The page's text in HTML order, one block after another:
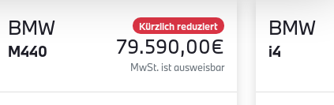
BMW
M440
Kürzlich reduziert
79.590,00€
MwSt. ist ausweisbar
BMW
i4